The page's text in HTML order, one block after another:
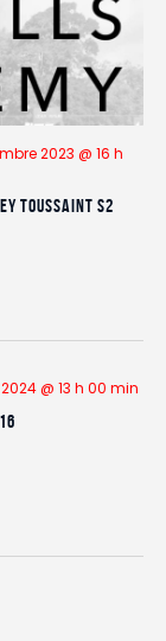
Toussaint S2
2023 @ 16 h
@ 13 h 00 min